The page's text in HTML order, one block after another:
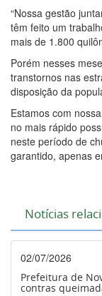
“Nossa gestão
têm feito um
mais de 1.800
Porém nesses
transtornos nas
disposição da
Estamos com
no mais rápido
neste período de
garantido, apenas
Notícias
02/07/2026
Prefeitura de
contras